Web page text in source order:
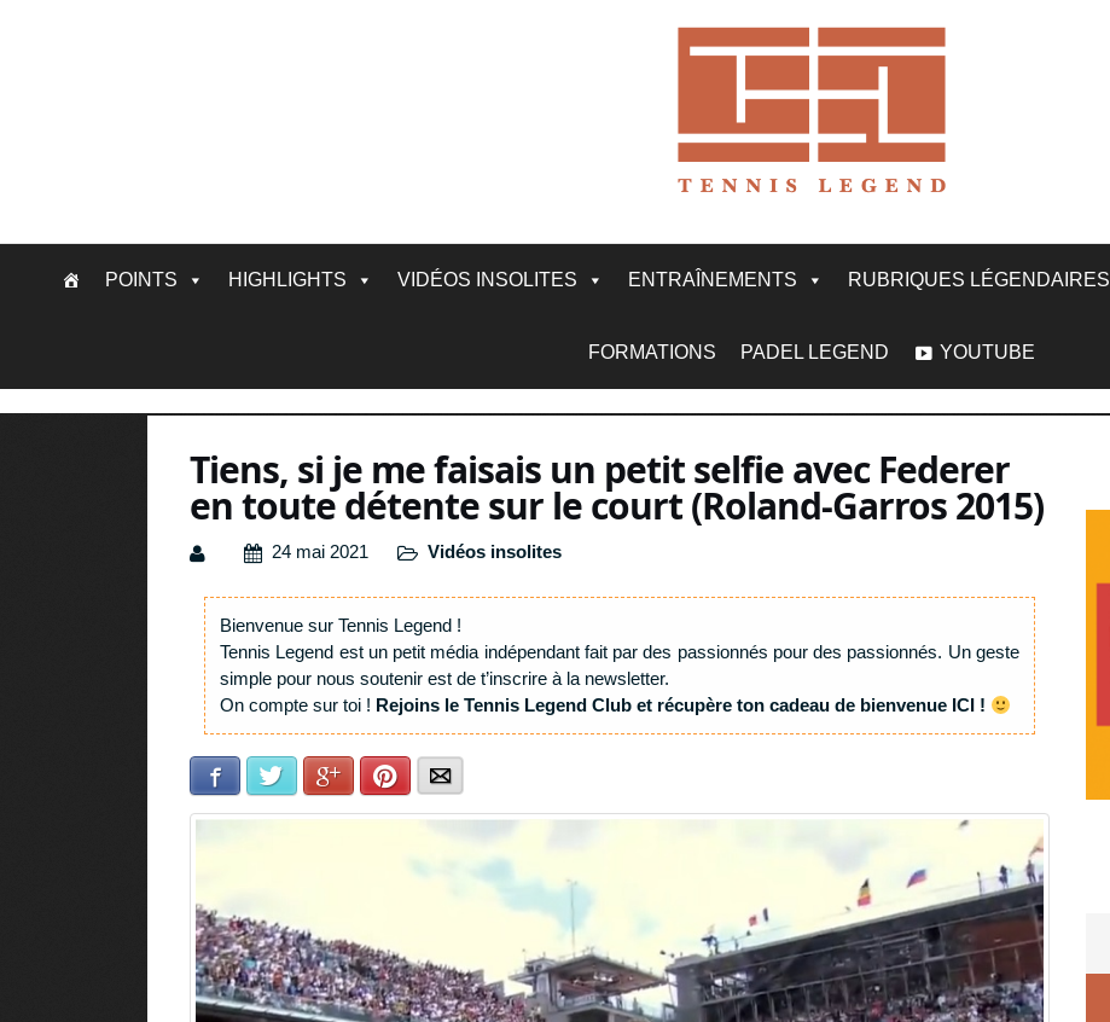
POINTS HIGHLIGHTS VIDÉOS INSOLITES ENTRAÎNEMENTS RUBRIQUES LÉGENDAIRES
FORMATIONS PADEL LEGEND YOUTUBE
Tiens, si je me faisais un petit selfie avec Federer
en toute détente sur le court (Roland-Garros 2015)
24 mai 2021 Vidéos insolites
Bienvenue sur Tennis Legend !
Tennis Legend est un petit média indépendant fait par des passionnés pour des passionnés. Un geste
simple pour nous soutenir est de t’inscrire à la newsletter.
On compte sur toi ! Rejoins le Tennis Legend Club et récupère ton cadeau de bienvenue ICI !
Facebook Twitter Google+Pinterest